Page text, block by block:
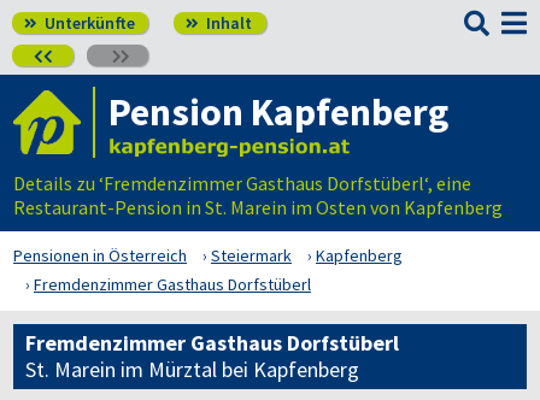
 Unterkünfte  Inhalt
 

Pension Kapfenberg
Details zu ‘Fremdenzimmer Gasthaus Dorfstüberl‘, eine
Restaurant-Pension in St. Marein im Osten von Kapfenberg
Pensionen in Österreich Steiermark
Kapfenberg
Fremdenzimmer Gasthaus Dorfstüberl
Fremdenzimmer Gasthaus Dorfstüberl
St. Marein im Mürztal bei Kapfenberg